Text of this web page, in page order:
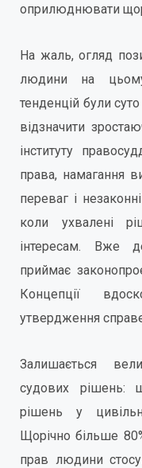
оприлюднювати
На жаль, огляд
людини на
тенденцій були
відзначити
інституту
права, намагання
переваг і
коли ухвалені
інтересам. Вже
приймає
Концепції
утвердження
Залишається
судових рішень:
рішень у
Щорічно більше
прав людини